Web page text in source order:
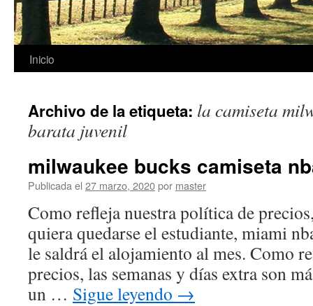
Saltar
contenido
Inicio
Archivo de la etiqueta: la camiseta
barata juvenil
milwaukee bucks camiseta
Publicada el 27 marzo, 2020por master
Como refleja nuestra política de
quiera quedarse el estudiante, miami
le saldrá el alojamiento al mes. Como
precios, las semanas y días extra son
un … Sigue leyendo →